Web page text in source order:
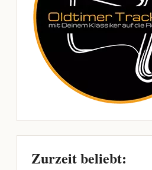
Zurzeit beliebt: